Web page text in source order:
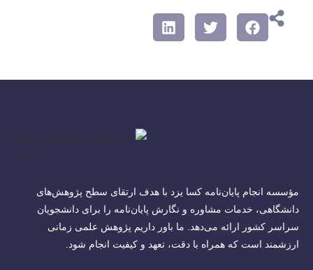
مؤسسه انجام پایان‌نامه کسا یزد با هدف ارتقای سطح پژوهش‌های
دانشگاهی، خدمات مشاوره و نگارش پایان‌نامه را برای دانشجویان
سراسر کشور ارائه می‌دهد. ما باور داریم پژوهش علمی زمانی
ارزشمند است که همراه با دقت، تعهد و کیفیت انجام شود.